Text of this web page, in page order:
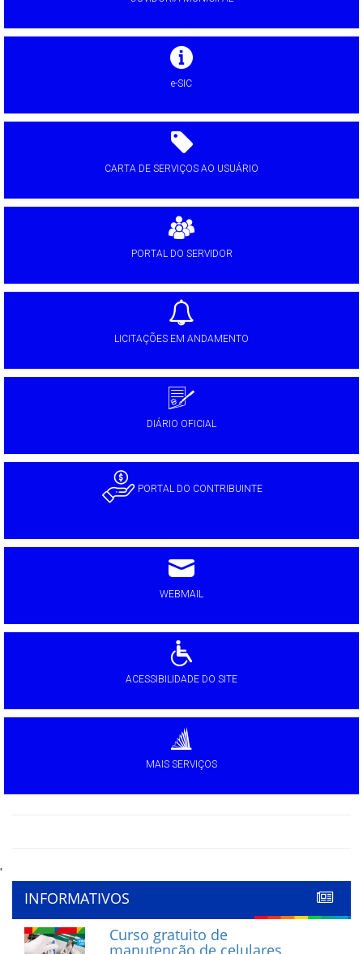
e-SIC
CARTA DE SERVIÇOS AO USUÁRIO
PORTAL DO SERVIDOR
LICITAÇÕES EM ANDAMENTO
DIÁRIO OFICIAL
PORTAL DO CONTRIBUINTE
WEBMAIL
ACESSIBILIDADE DO SITE
MAIS SERVIÇOS
'
INFORMATIVOS
Curso gratuito de
manutenção de celulares